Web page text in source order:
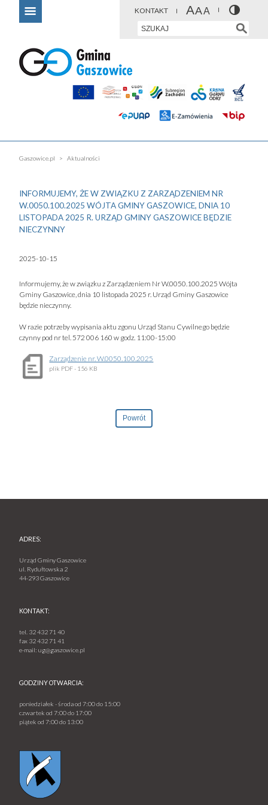
KONTAKT
Gaszowice.pl Aktualności
INFORMUJEMY, ŻE W ZWIĄZKU Z ZARZĄDZENIEM NR
W.0050.100.2025 WÓJTA GMINY GASZOWICE, DNIA 10
LISTOPADA 2025 R. URZĄD GMINY GASZOWICE BĘDZIE
NIECZYNNY
2025-10-15
Informujemy, że w związku z Zarządzeniem Nr W.0050.100.2025 Wójta
Gminy Gaszowice, dnia 10 listopada 2025 r. Urząd Gminy Gaszowice
będzie nieczynny.
W razie potrzeby wypisania aktu zgonu Urząd Stanu Cywilnego będzie
czynny pod nr tel. 572 006 160 w godz. 11:00-15:00
Zarządzenie nr. W.0050.100.2025
plik PDF- 156 KB
Powrót
ADRES:
Urząd Gminy Gaszowice
ul. Rydułtowska 2
44-293 Gaszowice
KONTAKT:
tel. 32 432 71 40
fax 32 432 71 41
e-mail:ug@gaszowice.pl
GODZINY OTWARCIA:
poniedziałek - środa od 7:00 do 15:00
czwartek od 7:00 do 17:00
piątek od 7:00 do 13:00